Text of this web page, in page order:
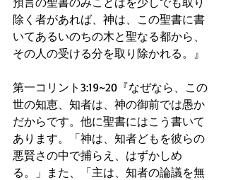
除く者があれば、神は、この聖書に書
いてあるいのちの木と聖なる都から、
その人の受ける分を取り除かれる。』
第一コリント3:19~20『なぜなら、この
世の知恵、知者は、神の御前では愚か
だからです。他に聖書にはこう書いて
あります。「神は、知者どもを彼らの
悪賢さの中で捕らえ、はずかしめ
る。」また、「主は、知者の論議を無